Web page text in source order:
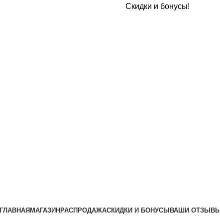
Скидки и бонусы!
ГЛАВНАЯ МАГАЗИН РАСПРОДАЖАCКИДКИ И БОНУСЫ ВАШИ ОТЗЫВЫ